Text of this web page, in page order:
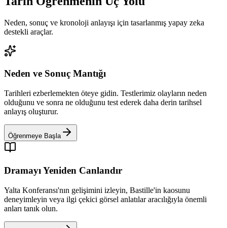
Neden, sonuç ve kronoloji anlayışı için tasarlanmış yapay zeka
destekli araçlar.
Neden ve Sonuç Mantığı
Tarihleri ezberlemekten öteye gidin. Testlerimiz olayların neden
olduğunu ve sonra ne olduğunu test ederek daha derin tarihsel
anlayış oluşturur.
Öğrenmeye Başla
Dramayı Yeniden Canlandır
Yalta Konferansı'nın gelişimini izleyin, Bastille'in kaosunu
deneyimleyin veya ilgi çekici görsel anlatılar aracılığıyla önemli
anları tanık olun.